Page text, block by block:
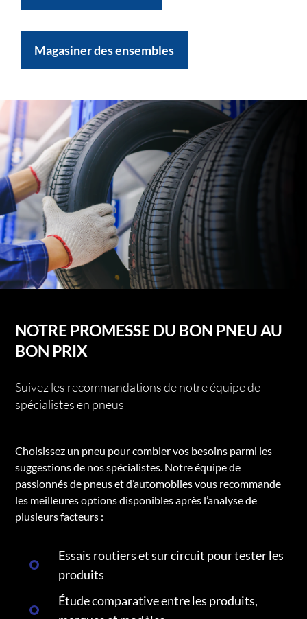
Magasiner des ensembles
NOTRE PROMESSE DU BON PNEU AU
BON PRIX
Suivez les recommandations de notre équipe de
spécialistes en pneus
Choisissez un pneu pour combler vos besoins parmi les
suggestions de nos spécialistes. Notre équipe de
passionnés de pneus et d’automobiles vous recommande
les meilleures options disponibles après l’analyse de
plusieurs facteurs :
Essais routiers et sur circuit pour tester les
produits
Étude comparative entre les produits,